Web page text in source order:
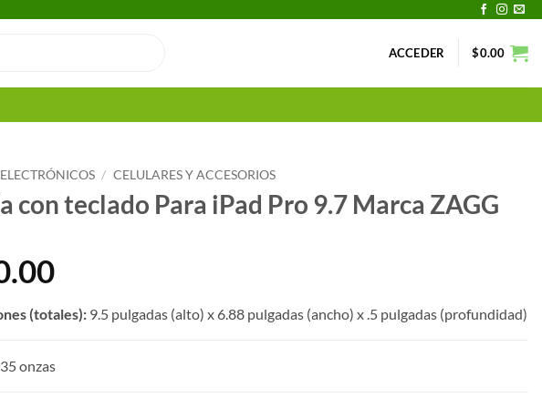
ACCEDER $0.00
ELECTRÓNICOS / CELULARES Y ACCESORIOS
con teclado Para iPad Pro 9.7 Marca ZAGG
(totales): 9.5 pulgadas (alto) x 6.88 pulgadas (ancho) x .5 pulgadas (profundidad)
onzas